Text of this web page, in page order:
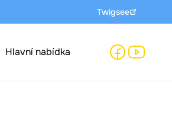
Twigsee
Hlavní nabídka